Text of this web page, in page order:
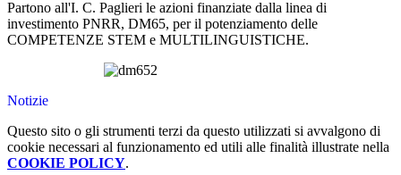
Partono all'I. C. Paglieri le azioni finanziate dalla linea di
investimento PNRR, DM65, per il potenziamento delle
COMPETENZE STEM e MULTILINGUISTICHE.
Notizie
Questo sito o gli strumenti terzi da questo utilizzati si avvalgono di
cookie necessari al funzionamento ed utili alle finalità illustrate nella
COOKIE POLICY.